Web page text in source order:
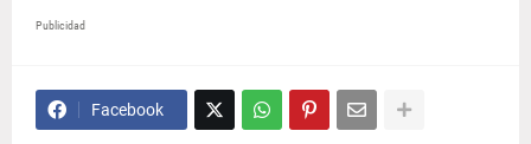
Publicidad
Facebook